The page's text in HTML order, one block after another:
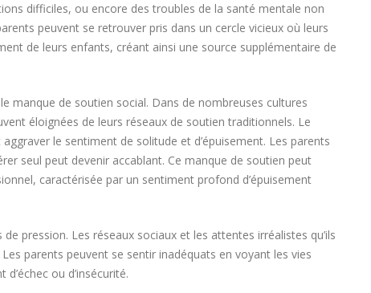
difficiles, ou encore des troubles de la santé mentale non
peuvent se retrouver pris dans un cercle vicieux où leurs
de leurs enfants, créant ainsi une source supplémentaire de
manque de soutien social. Dans de nombreuses cultures
éloignées de leurs réseaux de soutien traditionnels. Le
le sentiment de solitude et d’épuisement. Les parents
seul peut devenir accablant. Ce manque de soutien peut
caractérisée par un sentiment profond d’épuisement
pression. Les réseaux sociaux et les attentes irréalistes qu’ils
parents peuvent se sentir inadéquats en voyant les vies
ou d’insécurité.